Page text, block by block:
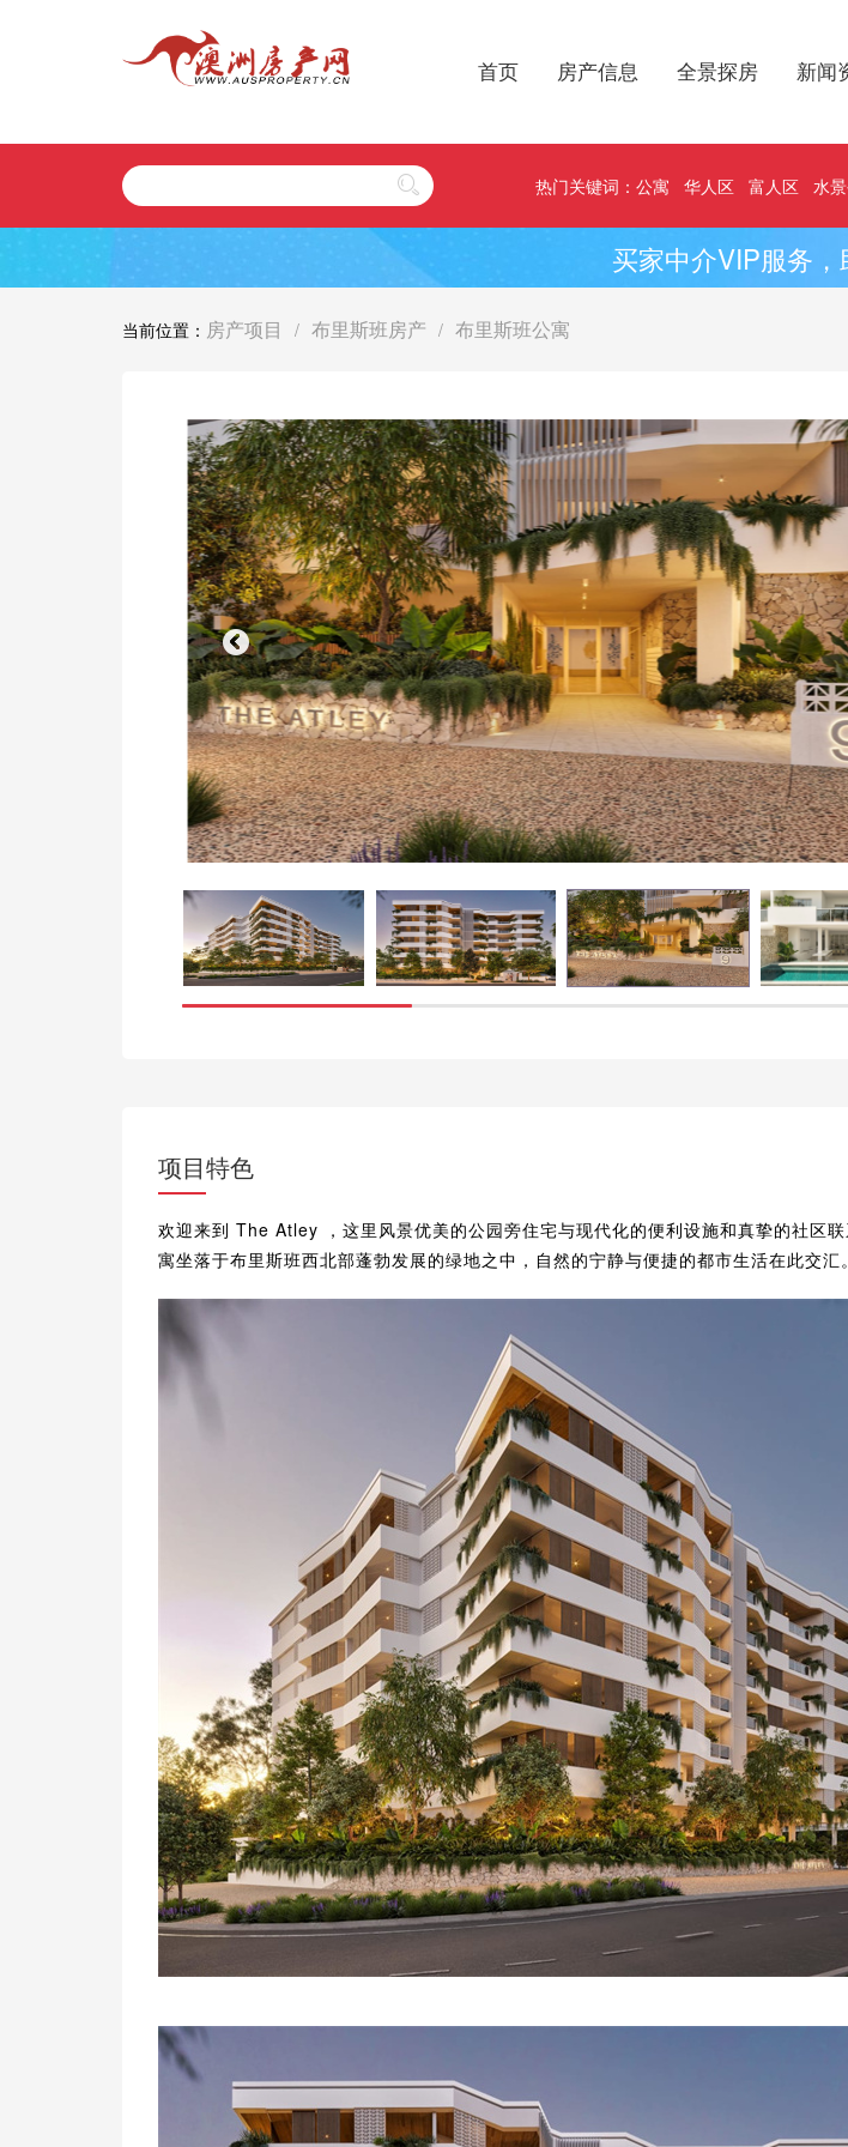
首页 房产信息 全景探房 新闻
热门关键词： 公寓 华人区 富人区 水
买家中介VIP服务
当前位置： 房产项目 / 布里斯班房产 / 布里斯班公寓
项目特色
欢迎来到 The Atley ，这里风景优美的公园旁住宅与现代化的便利设施和真挚的社区
寓坐落于布里斯班西北部蓬勃发展的绿地之中，自然的宁静与便捷的都市生活在此交汇。